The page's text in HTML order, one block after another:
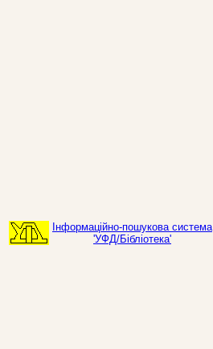
Інформаційно-пошукова система
'УФД/Бібліотека'